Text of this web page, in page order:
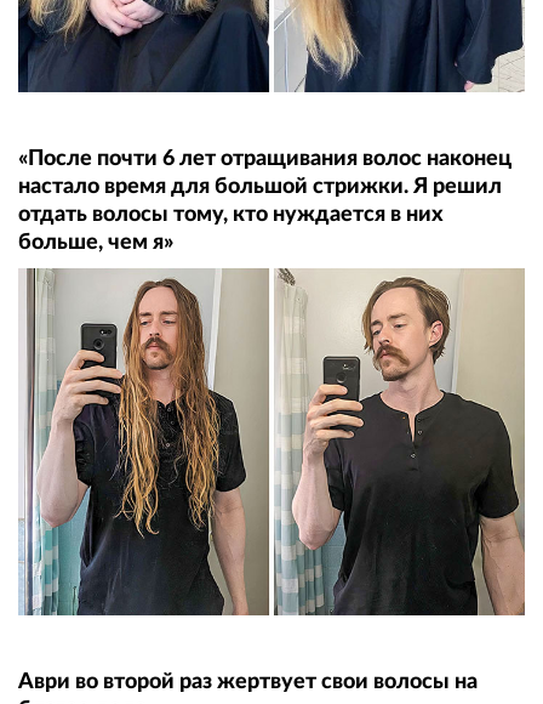
«После почти 6 лет отращивания волос наконец
настало время для большой стрижки. Я решил
отдать волосы тому, кто нуждается в них
больше, чем я»
Аври во второй раз жертвует свои волосы на